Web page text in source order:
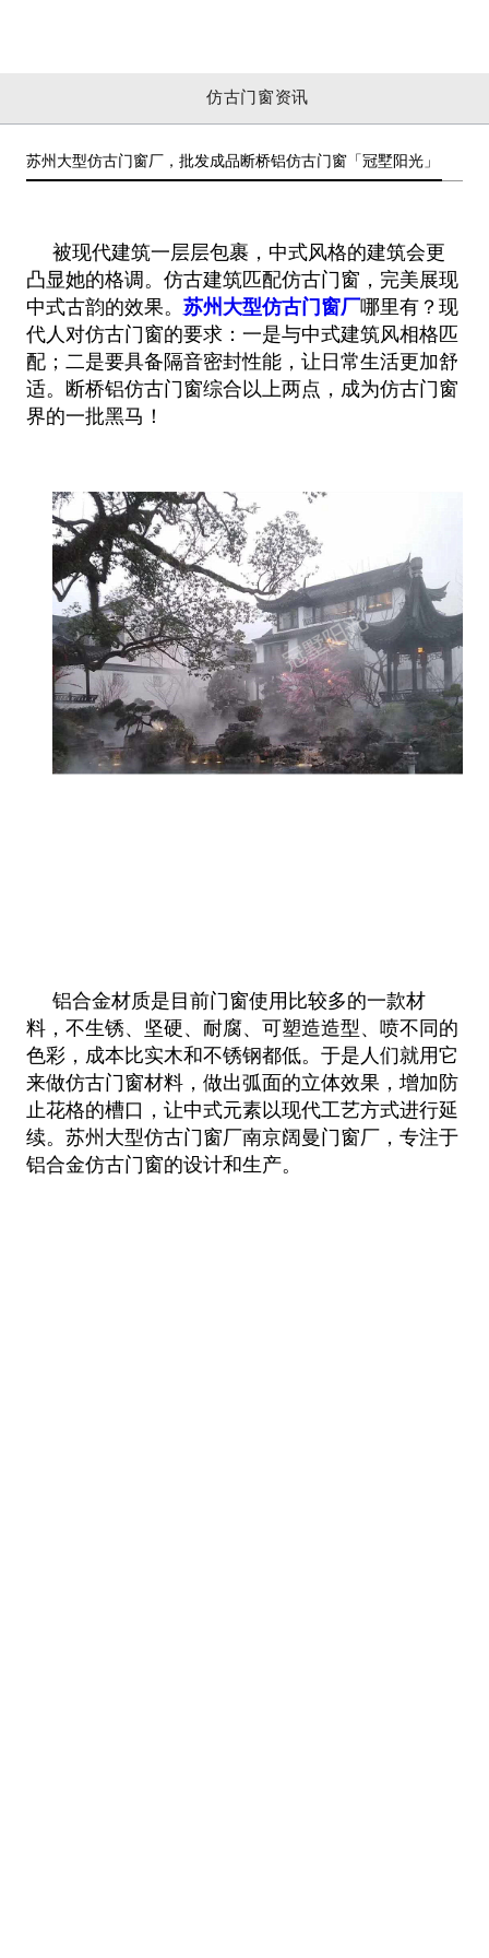
仿古门窗资讯
苏州大型仿古门窗厂，批发成品断桥铝仿古门窗「冠墅阳光」
被现代建筑一层层包裹，中式风格的建筑会更
凸显她的格调。仿古建筑匹配仿古门窗，完美展现
中式古韵的效果。 苏州大型仿古门窗厂哪里有？现
代人对仿古门窗的要求：一是与中式建筑风相格匹
配；二是要具备隔音密封性能，让日常生活更加舒
适。断桥铝仿古门窗综合以上两点，成为仿古门窗
界的一批黑马！
铝合金材质是目前门窗使用比较多的一款材
料，不生锈、坚硬、耐腐、可塑造造型、喷不同的
色彩，成本比实木和不锈钢都低。于是人们就用它
来做仿古门窗材料，做出弧面的立体效果，增加防
止花格的槽口，让中式元素以现代工艺方式进行延
续。苏州大型仿古门窗厂南京阔曼门窗厂，专注于
铝合金仿古门窗的设计和生产。